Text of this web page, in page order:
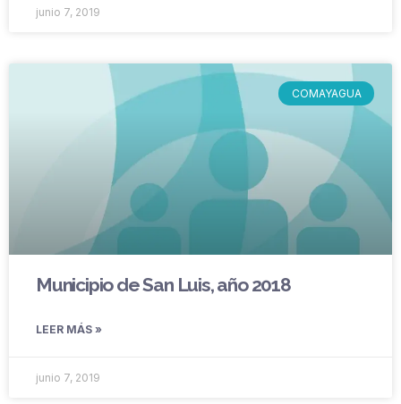
junio 7, 2019
COMAYAGUA
Municipio de San Luis, año 2018
LEER MÁS »
junio 7, 2019